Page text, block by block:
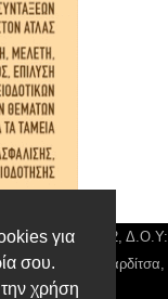
για
σου.
χρήση
ΑΦΜ: 043750542, Δ.Ο.Υ:
10 τ.κ 43132 Καρδίτσα,